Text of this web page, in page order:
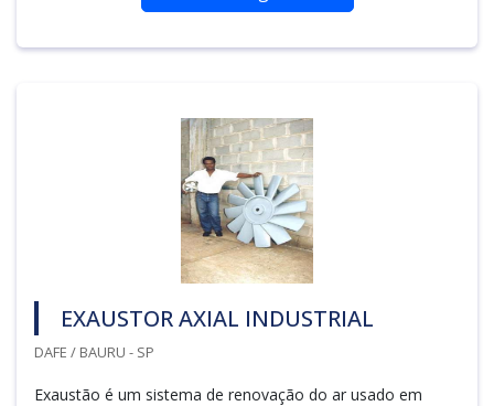
EXAUSTOR AXIAL INDUSTRIAL
DAFE / BAURU - SP
Exaustão é um sistema de renovação do ar usado em